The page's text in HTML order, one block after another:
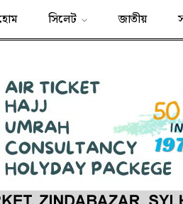
সিলেট জাতীয়